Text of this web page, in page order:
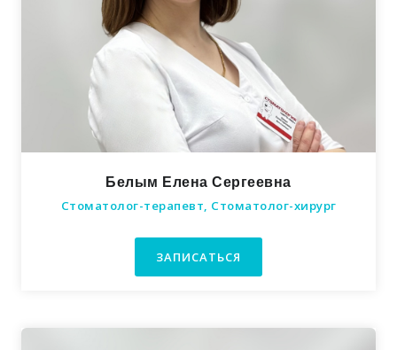
Белым Елена Сергеевна
Стоматолог-терапевт, Стоматолог-хирург
ЗАПИСАТЬСЯ